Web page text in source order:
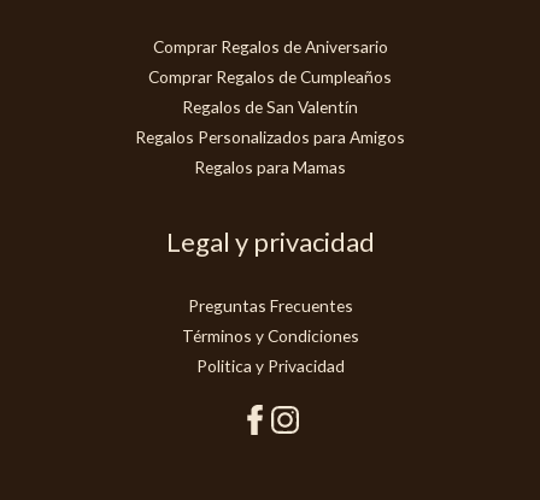
Comprar Regalos de Aniversario
Comprar Regalos de Cumpleaños
Regalos de San Valentín
Regalos Personalizados para Amigos
Regalos para Mamas
Legal y privacidad
Preguntas Frecuentes
Términos y Condiciones
Politica y Privacidad